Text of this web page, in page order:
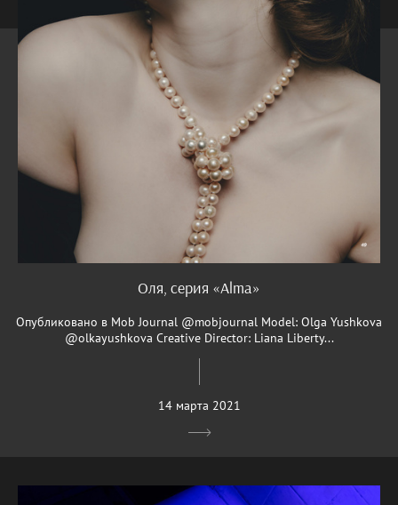
Оля, серия «Alma»
Опубликовано в Mob Journal @mobjournal Model: Olga Yushkova
@olkayushkova Creative Director: Liana Liberty...
14 марта 2021